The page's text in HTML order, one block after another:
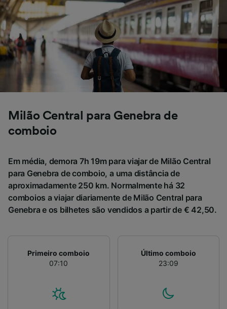
Milão Central para Genebra de
comboio
Em média, demora 7h 19m para viajar de Milão Central
para Genebra de comboio, a uma distância de
aproximadamente 250 km. Normalmente há 32
comboios a viajar diariamente de Milão Central para
Genebra e os bilhetes são vendidos a partir de € 42,50.
Primeiro comboio
07:10
Último comboio
23:09
afetarão os dados de navegação. Seus dados
não serão utilizados para fins de rastreamento
se você tiver pedido para não ser rastreado.
Nós e nossos parceiros processamos os
dados para fornecer:
Usar dados exatos de geolocalização.
Verificar ativamente as características do
Publicidade e conteúdo personalizados,
medição de publicidade e conteúdo, pesquisa
de público e desenvolvimento de serviços..
Lista de parceiros (fornecedores)